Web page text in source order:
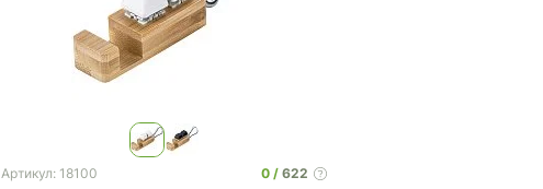
Артикул: 18100 0 622